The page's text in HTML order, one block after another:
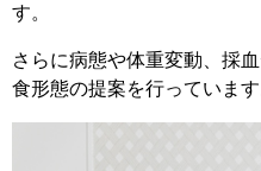
す。
さらに病態や体重変動、採
食形態の提案を行っています